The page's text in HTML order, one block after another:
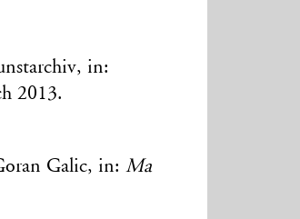
in:
2013.
Galic, in:Ma